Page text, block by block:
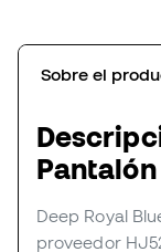
Sobre el
Deep Royal
proveedor